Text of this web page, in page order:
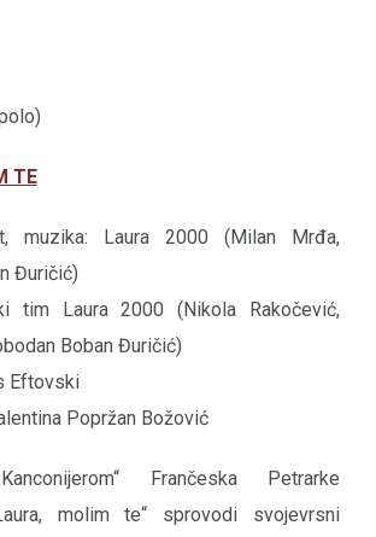
TE
muzika: Laura 2000 (Milan Mrđa,
Đuričić)
tim Laura 2000 (Nikola Rakočević,
Boban Đuričić)
Eftovski
Popržan Božović
Frančeska Petrarke
molim te“ sprovodi svojevrsni